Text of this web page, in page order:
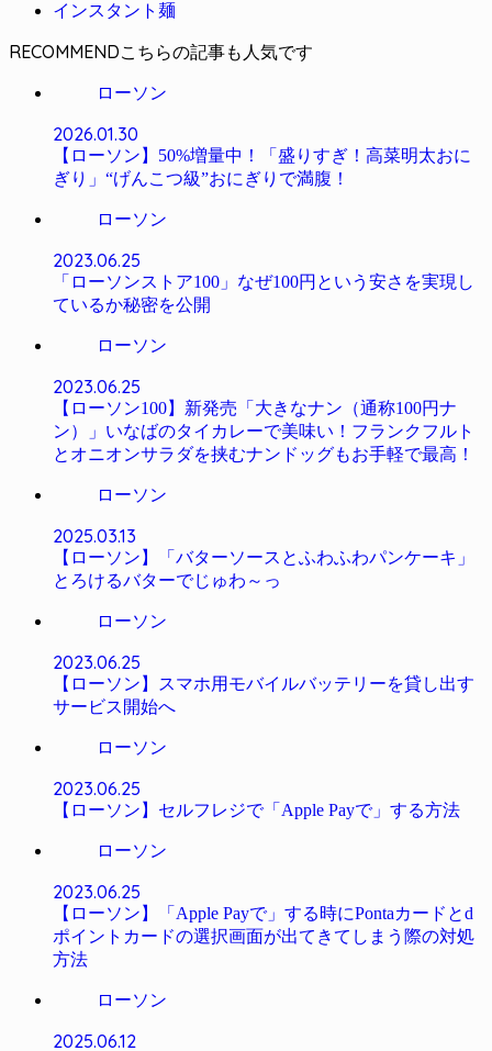
インスタント麺
RECOMMEND
ローソン
2026.01.30
【ローソン】50%増量中！「盛りすぎ！高菜明太おに
ぎり」“げんこつ級”おにぎりで満腹！
ローソン
2023.06.25
「ローソンストア100」なぜ100円という安さを実現し
ているか秘密を公開
ローソン
2023.06.25
【ローソン100】新発売「大きなナン（通称100円ナ
ン）」いなばのタイカレーで美味い！フランクフルト
とオニオンサラダを挟むナンドッグもお手軽で最高！
ローソン
2025.03.13
【ローソン】「バターソースとふわふわパンケーキ」
とろけるバターでじゅわ～っ
ローソン
2023.06.25
【ローソン】スマホ用モバイルバッテリーを貸し出す
サービス開始へ
ローソン
2023.06.25
【ローソン】セルフレジで「Apple Payで」する方法
ローソン
2023.06.25
【ローソン】「Apple Payで」する時にPontaカードとd
ポイントカードの選択画面が出てきてしまう際の対処
方法
ローソン
2025.06.12